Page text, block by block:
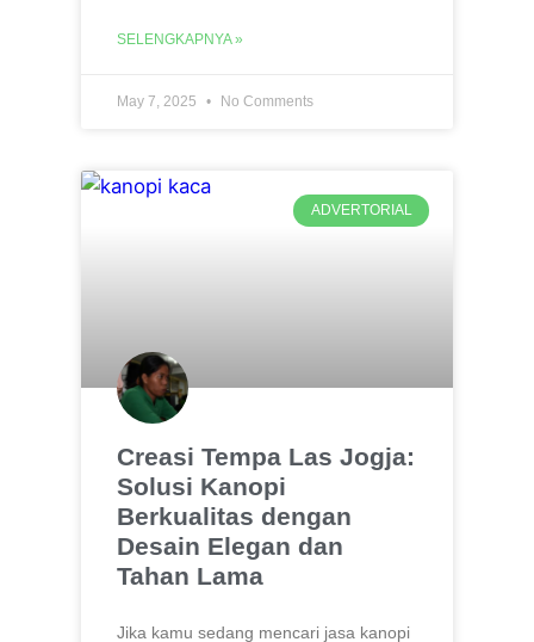
SELENGKAPNYA »
May 7, 2025 No Comments
ADVERTORIAL
Creasi Tempa Las Jogja:
Solusi Kanopi
Berkualitas dengan
Desain Elegan dan
Tahan Lama
Jika kamu sedang mencari jasa kanopi